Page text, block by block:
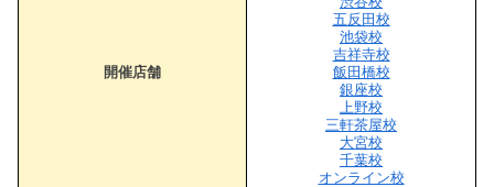
開催店舗
五反田校
池袋校
吉祥寺校
飯田橋校
銀座校
上野校
三軒茶屋校
大宮校
千葉校
オンライン校